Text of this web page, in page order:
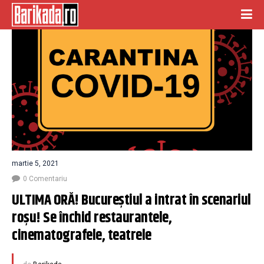
martie 5, 2021
0 Comentariu
ULTIMA ORĂ! Bucureștiul a intrat în scenariul
roșu! Se închid restaurantele,
cinematografele, teatrele